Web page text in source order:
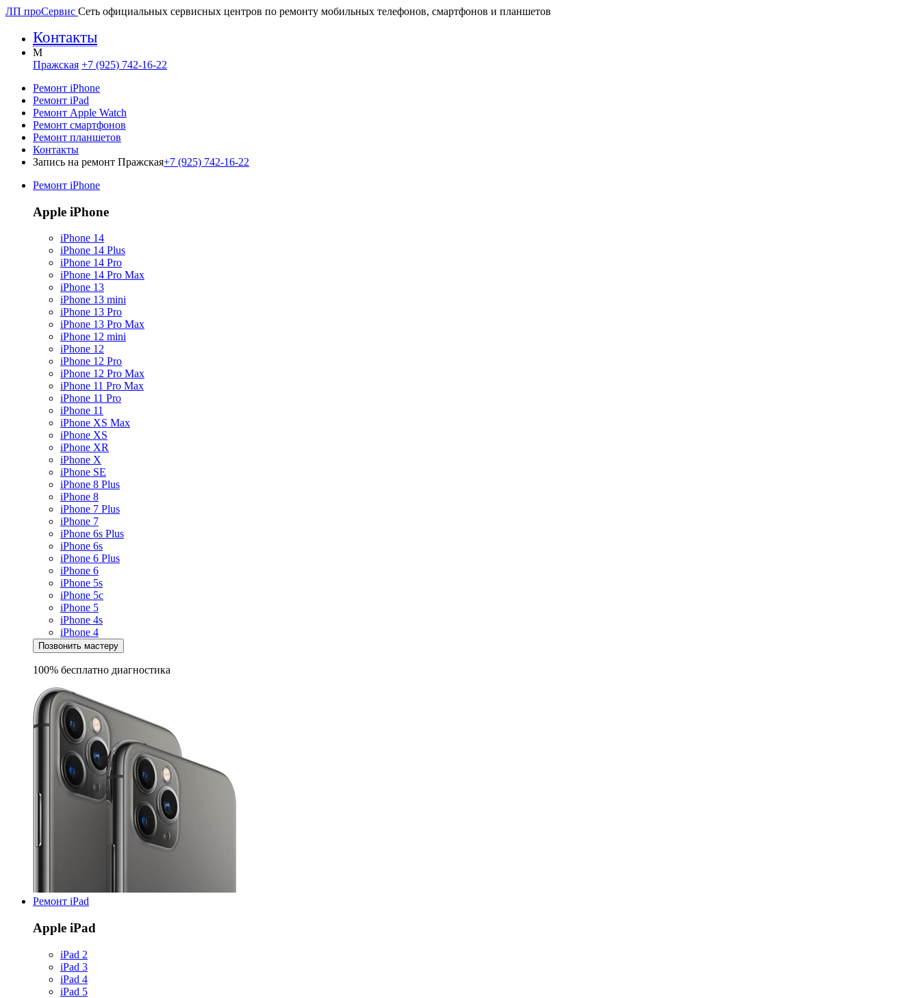
ЛП проСервис Сеть официальных сервисных центров по ремонту мобильных телефонов, смартфонов и планшетов
Контакты
M
Пражская +7 (925) 742-16-22
Ремонт iPhone
Ремонт iPad
Ремонт Apple Watch
Ремонт смартфонов
Ремонт планшетов
Контакты
Запись на ремонт Пражская+7 (925) 742-16-22
Ремонт iPhone
Apple iPhone
iPhone 14
iPhone 14 Plus
iPhone 14 Pro
iPhone 14 Pro Max
iPhone 13
iPhone 13 mini
iPhone 13 Pro
iPhone 13 Pro Max
iPhone 12 mini
iPhone 12
iPhone 12 Pro
iPhone 12 Pro Max
iPhone 11 Pro Max
iPhone 11 Pro
iPhone 11
iPhone XS Max
iPhone XS
iPhone XR
iPhone X
iPhone SE
iPhone 8 Plus
iPhone 8
iPhone 7 Plus
iPhone 7
iPhone 6s Plus
iPhone 6s
iPhone 6 Plus
iPhone 6
iPhone 5s
iPhone 5c
iPhone 5
iPhone 4s
iPhone 4
Позвонить мастеру
100% бесплатно диагностика
Ремонт iPad
Apple iPad
iPad 2
iPad 3
iPad 4
iPad 5